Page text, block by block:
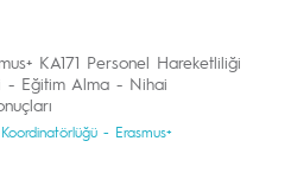
KA171 Personel Hareketliliği
- Eğitim Alma - Nihai
- Erasmus+